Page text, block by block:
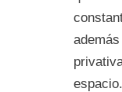
espacio.